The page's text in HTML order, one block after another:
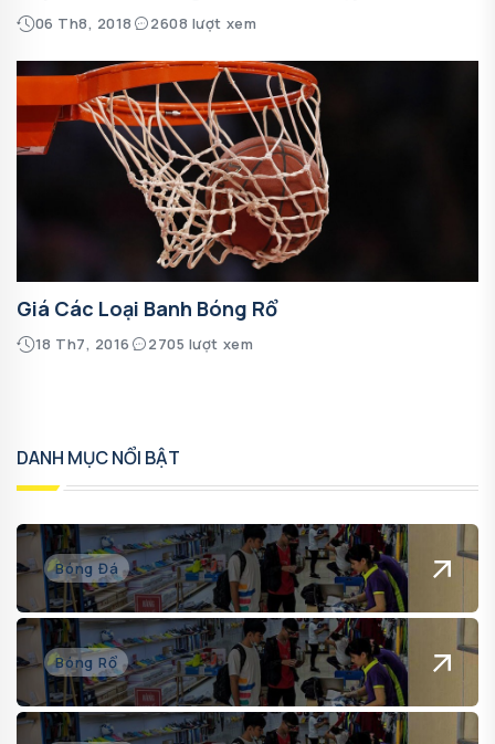
06 Th8, 2018 2608 lượt xem
Giá Các Loại Banh Bóng Rổ
18 Th7, 2016 2705 lượt xem
DANH MỤC NỔI BẬT
Bóng Đá
Bóng Rổ